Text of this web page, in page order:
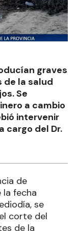
graves
de la salud
Se
a cambio
intervenir
cargo del Dr.
de
la fecha
se
corte del
de la